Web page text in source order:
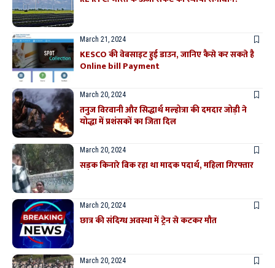
March 21, 2024
KESCO की वेबसाइट हुई डाउन, जानिए कैसे कर सकते है
Online bill Payment
March 20, 2024
तनुज विरवानी और सिद्धार्थ मल्होत्रा ​​की दमदार जोड़ी ने
योद्धा में प्रशंसकों का जिता दिल
March 20, 2024
सड़क किनारे बिक रहा था मादक पदार्थ, महिला गिरफ्तार
March 20, 2024
छात्र की संदिग्ध अवस्था में ट्रेन से कटकर मौत
March 20, 2024